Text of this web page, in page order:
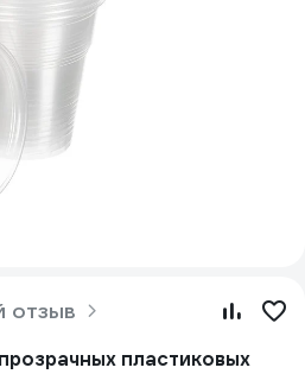
отзыв
пластиковых